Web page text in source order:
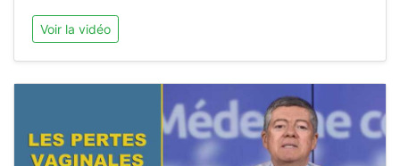
Voir la vidéo